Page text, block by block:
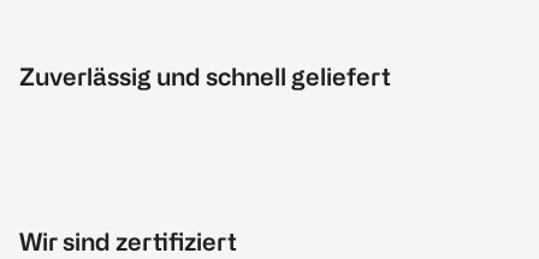
Zuverlässig und schnell geliefert
Wir sind zertifiziert